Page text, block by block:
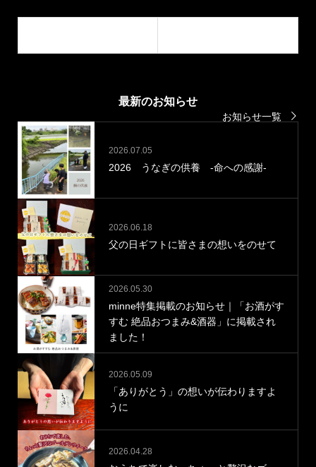
最新のお知らせ
お知らせ一覧
2026.07.05
2026 うなぎの供養 -命への感謝-
2026.06.18
父の日ギフトに皆さまの想いをのせて
2026.05.30
minne特集掲載のお知らせ｜「お酒がす
すむ 絶品おつまみ&酒器」に掲載され
ました！
2026.05.09
「ありがとう」の想いが伝わりますよ
うに
2026.04.28